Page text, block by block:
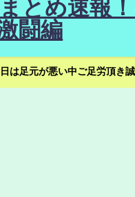
とめ速報
闘編
足元が悪い中ご足労頂き誠